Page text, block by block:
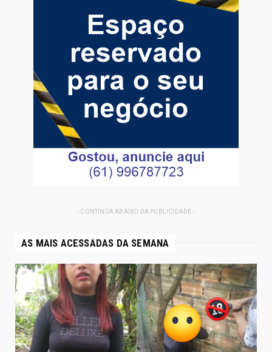
- CONTINUA ABAIXO DA PUBLICIDADE -
AS MAIS ACESSADAS DA SEMANA